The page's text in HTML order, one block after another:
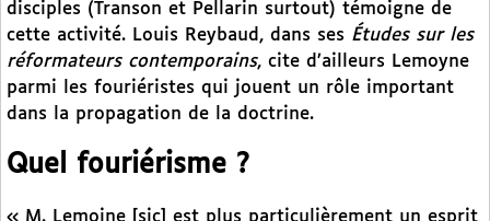
disciples (Transon et Pellarin surtout) témoigne de
cette activité. Louis Reybaud, dans ses Études sur les
réformateurs contemporains, cite d’ailleurs Lemoyne
parmi les fouriéristes qui jouent un rôle important
dans la propagation de la doctrine.
Quel fouriérisme ?
« M. Lemoine [sic] est plus particulièrement un esprit